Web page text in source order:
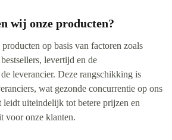
wij onze producten?
op basis van factoren zoals
levertijd en de
leverancier. Deze rangschikking is
wat gezonde concurrentie op ons
uiteindelijk tot betere prijzen en
voor onze klanten.